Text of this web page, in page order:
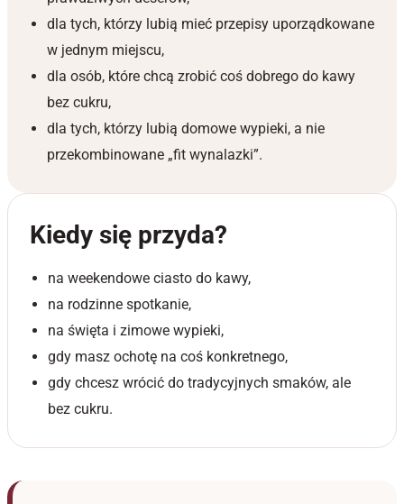
dla tych, którzy lubią mieć przepisy uporządkowane
w jednym miejscu,
dla osób, które chcą zrobić coś dobrego do kawy
bez cukru,
dla tych, którzy lubią domowe wypieki, a nie
przekombinowane „fit wynalazki”.
Kiedy się przyda?
na weekendowe ciasto do kawy,
na rodzinne spotkanie,
na święta i zimowe wypieki,
gdy masz ochotę na coś konkretnego,
gdy chcesz wrócić do tradycyjnych smaków, ale
bez cukru.